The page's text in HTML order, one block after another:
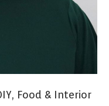
Food & Interior